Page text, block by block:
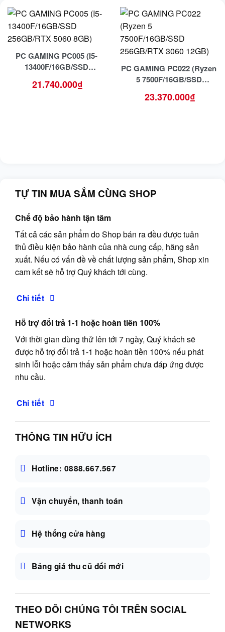
PC GAMING PC005 (I5-
13400F/16GB/SSD
21.740.000₫
PC GAMING PC022 (Ryzen
5 7500F/16GB/SSD
23.370.000₫
TỰ TIN MUA SẮM CÙNG SHOP
Chế độ bảo hành tận tâm
Tất cả các sản phẩm do Shop bán ra đều được tuân
thủ điều kiện bảo hành của nhà cung cấp, hãng sản
xuất. Nếu có vấn đề về chất lượng sản phẩm, Shop xin
cam kết sẽ hỗ trợ Quý khách tới cùng.
Chi tiết
Hỗ trợ đổi trả 1-1 hoặc hoàn tiền 100%
Với thời gian dùng thử lên tới 7 ngày, Quý khách sẽ
được hỗ trợ đổi trả 1-1 hoặc hoàn tiền 100% nếu phát
sinh lỗi hoặc cảm thấy sản phẩm chưa đáp ứng được
nhu cầu.
Chi tiết
THÔNG TIN HỮU ÍCH
Hotline: 0888.667.567
Vận chuyển, thanh toán
Hệ thống cửa hàng
Bảng giá thu cũ đổi mới
THEO DÕI CHÚNG TÔI TRÊN SOCIAL
NETWORKS